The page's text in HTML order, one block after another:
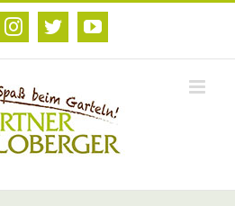
Instagram
TwitterYouTube